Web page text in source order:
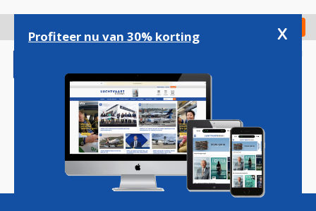
gaan
Check in
Magazine Podcasts Vacatures
Profiteer nu van 30% korting x